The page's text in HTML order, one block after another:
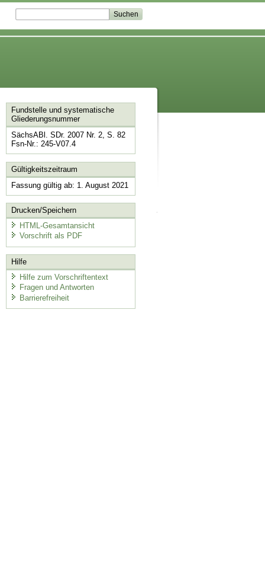
Fundstelle und systematische
Gliederungsnummer
SächsABl. SDr. 2007 Nr. 2, S. 82
Fsn-Nr.: 245-V07.4
Gültigkeitszeitraum
Fassung gültig ab: 1. August 2021
Drucken/Speichern
HTML-Gesamtansicht
Vorschrift als PDF
Hilfe
Hilfe zum Vorschriftentext
Fragen und Antworten
Barrierefreiheit